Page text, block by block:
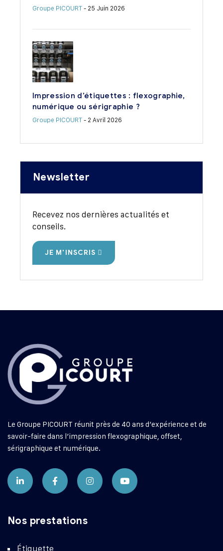
Groupe PICOURT- 25 Juin 2026
Impression d’étiquettes : flexographie,
numérique ou sérigraphie ?
Groupe PICOURT- 2 Avril 2026
Newsletter
Recevez nos dernières actualités et
conseils.
JE M'INSCRIS
Le Groupe PICOURT réunit près de 40 ans d’expérience et de
savoir-faire dans l’impression flexographique, offset,
sérigraphique et numérique.
Nos prestations
Étiquette